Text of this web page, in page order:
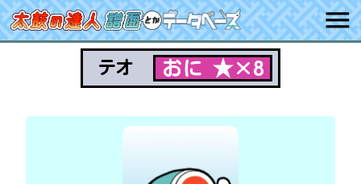
テオ おに ★×8